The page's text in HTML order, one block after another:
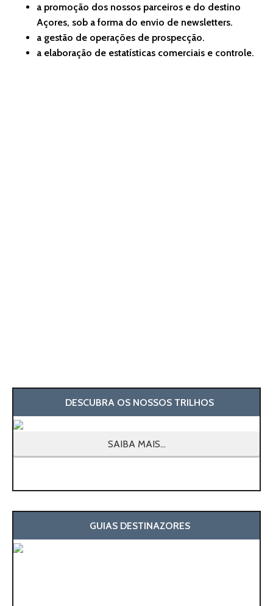
a promoção dos nossos parceiros e do destino
Açores, sob a forma do envio de newsletters.
a gestão de operações de prospecção.
a elaboração de estatísticas comerciais e controle.
DESCUBRA OS NOSSOS TRILHOS
SAIBA MAIS...
GUIAS DESTINAZORES